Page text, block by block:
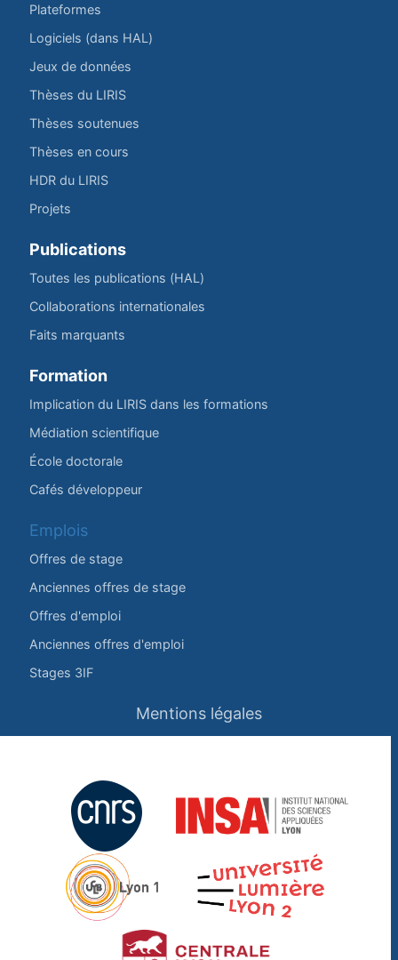
Plateformes
Logiciels (dans HAL)
Jeux de données
Thèses du LIRIS
Thèses soutenues
Thèses en cours
HDR du LIRIS
Projets
Publications
Toutes les publications (HAL)
Collaborations internationales
Faits marquants
Formation
Implication du LIRIS dans les formations
Médiation scientifique
École doctorale
Cafés développeur
Emplois
Offres de stage
Anciennes offres de stage
Offres d'emploi
Anciennes offres d'emploi
Stages 3IF
Mentions légales